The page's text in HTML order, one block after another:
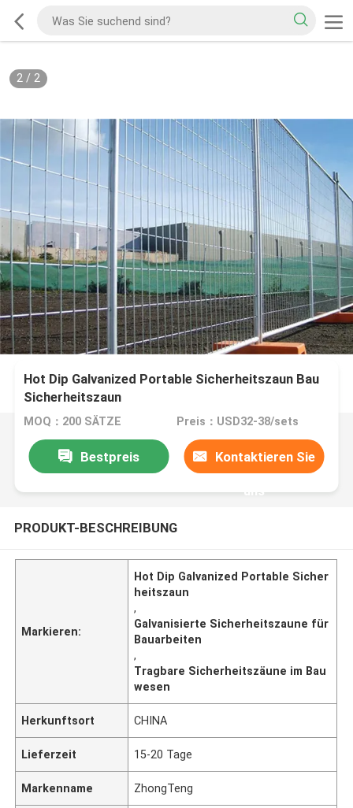
2/ 2
Hot Dip Galvanized Portable Sicherheitszaun Bau
Sicherheitszaun
MOQ：200 SÄTZE Preis：USD32-38/sets
Bestpreis Kontaktieren Sie
uns
PRODUKT-BESCHREIBUNG
Markieren:
Hot Dip Galvanized Portable Sicher
heitszaun
,
Galvanisierte Sicherheitszaune für
Bauarbeiten
,
Tragbare Sicherheitszäune im Bau
wesen
Herkunftsort CHINA
Lieferzeit 15-20 Tage
Markenname ZhongTeng